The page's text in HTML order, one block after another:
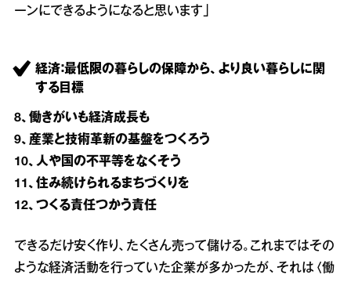
ーンにできるようになると思います」
経済：最低限の暮らしの保障から、より良い暮らしに関
する目標
8、働きがいも経済成長も
9、産業と技術革新の基盤をつくろう
10、人や国の不平等をなくそう
11、住み続けられるまちづくりを
12、つくる責任つかう責任
できるだけ安く作り、たくさん売って儲ける。これまではその
ような経済活動を行っていた企業が多かったが、それは〈働